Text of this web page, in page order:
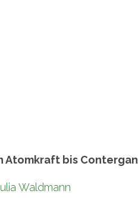
Atomkraft bis Contergan
Waldmann